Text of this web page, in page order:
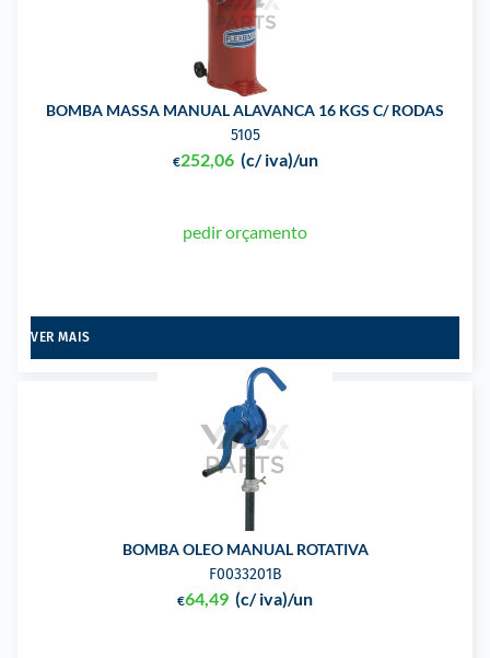
BOMBA MASSA MANUAL ALAVANCA 16 KGS C/ RODAS
5105
€252,06 (c/ iva)/un
pedir orçamento
VER MAIS
BOMBA OLEO MANUAL ROTATIVA
F0033201B
€64,49 (c/ iva)/un